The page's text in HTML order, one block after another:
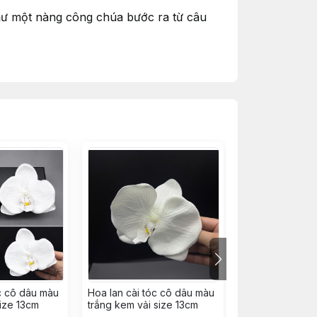
một nàng công chúa bước ra từ câu
ảnh cô dâu Á Đông vừa hiện đại vừa
cô dâu màu
13cm
Hoa lan cài tóc cô dâu màu
trắng kem vải size 13cm